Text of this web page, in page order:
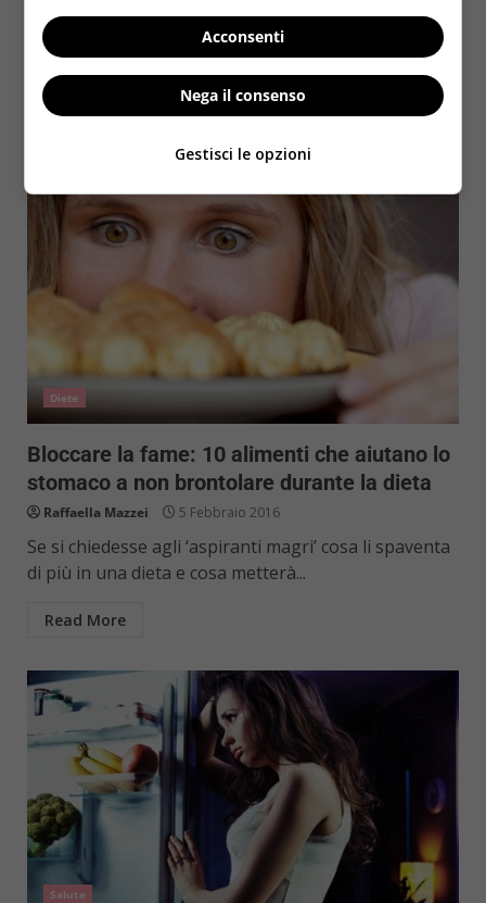
Raffaella Mazzei 7 Aprile 2016
L’eliminata della quarta puntata dell’Isola dei Famosi
è stata Fiordaliso, che tra Playa Soledad e l’addio al...
Read More
Diete
Bloccare la fame: 10 alimenti che aiutano lo
stomaco a non brontolare durante la dieta
Raffaella Mazzei 5 Febbraio 2016
Se si chiedesse agli ‘aspiranti magri’ cosa li spaventa
di più in una dieta e cosa metterà...
Read More
Salute
Acconsenti
Nega il consenso
Gestisci le opzioni